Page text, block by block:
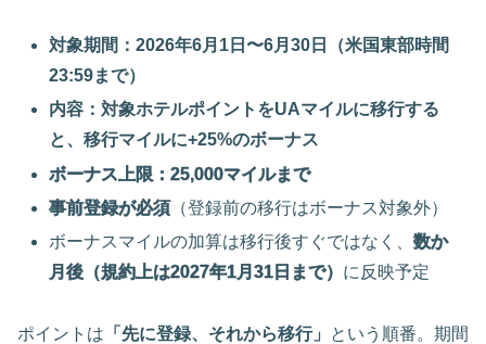
対象期間：2026年6月1日〜6月30日（米国東部時間
23:59まで）
内容：対象ホテルポイントをUAマイルに移行する
と、移行マイルに+25%のボーナス
ボーナス上限：25,000マイルまで
事前登録が必須（登録前の移行はボーナス対象外）
ボーナスマイルの加算は移行後すぐではなく、数か
月後（規約上は2027年1月31日まで） に反映予定
ポイントは 「先に登録、それから移行」
という順番。期間